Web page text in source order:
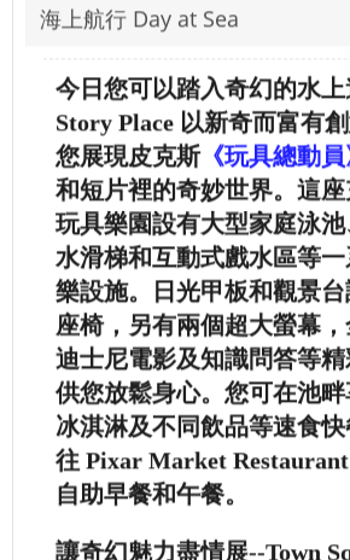
海上航行 Day at Sea
今日您可以踏入奇幻的水
Story Place 以新奇而富有
您展現皮克斯《玩具總動員
和短片裡的奇妙世界。這
玩具樂園設有大型家庭泳
水滑梯和互動式戲水區等
樂設施。日光甲板和觀景
座椅，另有兩個超大螢幕
迪士尼電影及知識問答等精
供您放鬆身心。您可在池畔
冰淇淋及不同飲品等速食
往 Pixar Market
自助早餐和午餐。
讓奇幻魅力盡情展--Town